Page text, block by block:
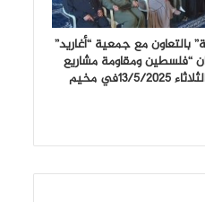
مع جمعية “أغاريد”
“فلسطين ومقاومة مشاريع
الاحتلال”، وذلك يوم الثلاثاء 13/5/2025في مخيم